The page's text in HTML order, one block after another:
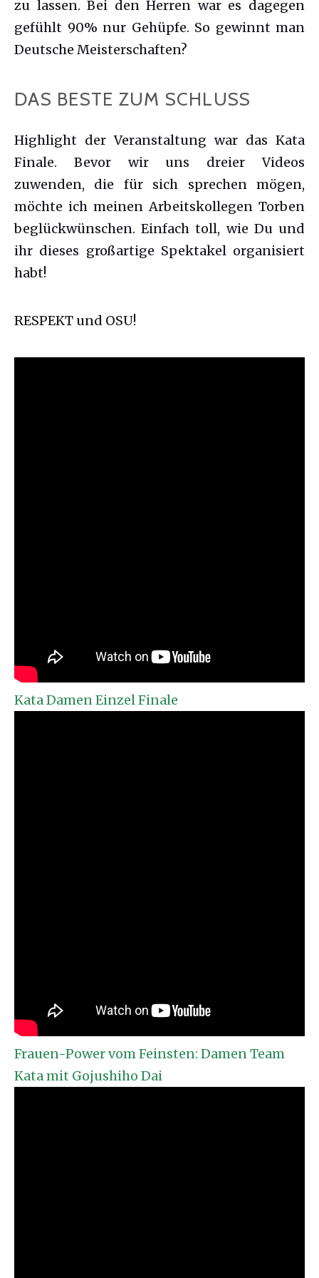
zu lassen. Bei den Herren war es dagegen
gefühlt 90% nur Gehüpfe. So gewinnt man
Deutsche Meisterschaften?
DAS BESTE ZUM SCHLUSS
Highlight der Veranstaltung war das Kata
Finale. Bevor wir uns dreier Videos
zuwenden, die für sich sprechen mögen,
möchte ich meinen Arbeitskollegen Torben
beglückwünschen. Einfach toll, wie Du und
ihr dieses großartige Spektakel organisiert
habt!
RESPEKT und OSU!
Kata Damen Einzel Finale
Frauen-Power vom Feinsten: Damen Team
Kata mit Gojushiho Dai